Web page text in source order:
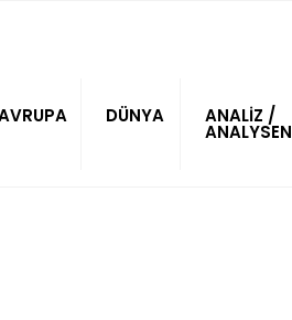
DÜNYA ANALİZ /
ANALYSEN